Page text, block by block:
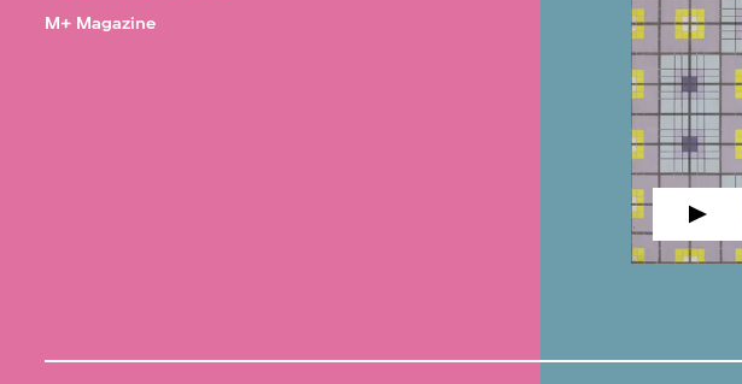
M+ Magazine